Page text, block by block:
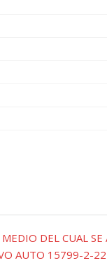
DEL CUAL SE
AUTO 15799-2-